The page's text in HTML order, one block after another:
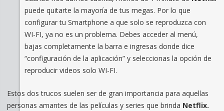
puede quitarte la mayoría de tus megas. Por lo que
configurar tu Smartphone a que solo se reproduzca con
WI-FI, ya no es un problema. Debes acceder al menú,
bajas completamente la barra e ingresas donde dice
“configuración de la aplicación” y seleccionas la opción de
reproducir videos solo WI-FI.
Estos dos trucos suelen ser de gran importancia para aquellas
personas amantes de las películas y series que brinda Netflix.